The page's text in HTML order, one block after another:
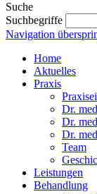
Suche
Suchbegriffe
Navigation
Home
Aktuelles
Praxis
Dr.
Dr.
Dr.
Team
Leistungen
Behandlung